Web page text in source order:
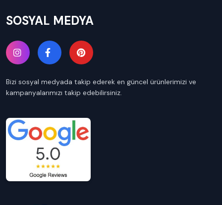
SOSYAL MEDYA
Bizi sosyal medyada takip ederek en güncel ürünlerimizi ve
kampanyalarımızı takip edebilirsiniz.